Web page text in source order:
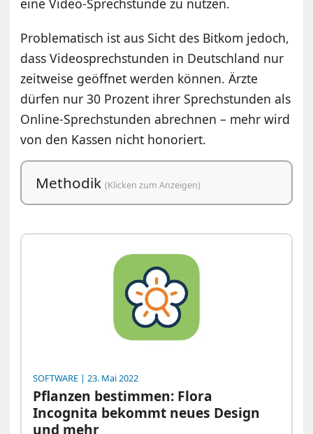
Problematisch ist aus Sicht des Bitkom jedoch,
dass Videosprechstunden in Deutschland nur
zeitweise geöffnet werden können. Ärzte
dürfen nur 30 Prozent ihrer Sprechstunden als
Online-Sprechstunden abrechnen – mehr wird
von den Kassen nicht honoriert.
Methodik(Klicken zum Anzeigen)
SOFTWARE | 23. Mai 2022
Pflanzen bestimmen: Flora
Incognita bekommt neues Design
und mehr